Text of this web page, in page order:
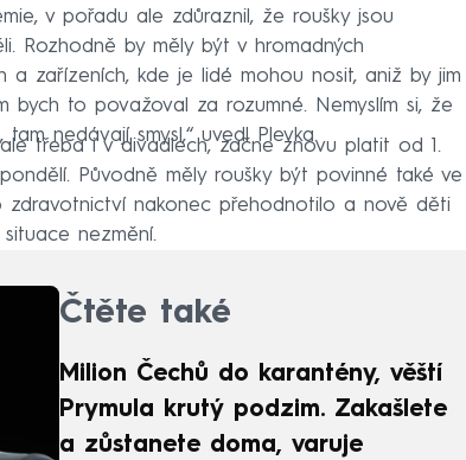
v pořadu ale zdůraznil, že roušky jsou
Rozhodně by měly být v hromadných
a zařízeních, kde je lidé mohou nosit, aniž by jim
bych to považoval za rozumné. Nemyslím si, že
nedávají smysl,“ uvedl Plevka.
třeba i v divadlech, začne znovu platit od 1.
Původně měly roušky být povinné také ve
zdravotnictví nakonec přehodnotilo a nově děti
nezmění.
Čtěte také
Milion Čechů do karantény, věští
Prymula krutý podzim. Zakašlete
a zůstanete doma, varuje